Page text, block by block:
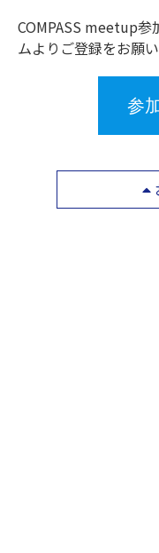
COMPASS meetup参
ムよりご登録をお願い
参